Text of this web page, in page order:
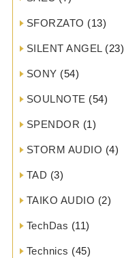
SFORZATO (13)
SILENT ANGEL(23)
SONY (54)
SOULNOTE (54)
SPENDOR (1)
STORM AUDIO (4)
TAD (3)
TAIKO AUDIO (2)
TechDas (11)
Technics (45)